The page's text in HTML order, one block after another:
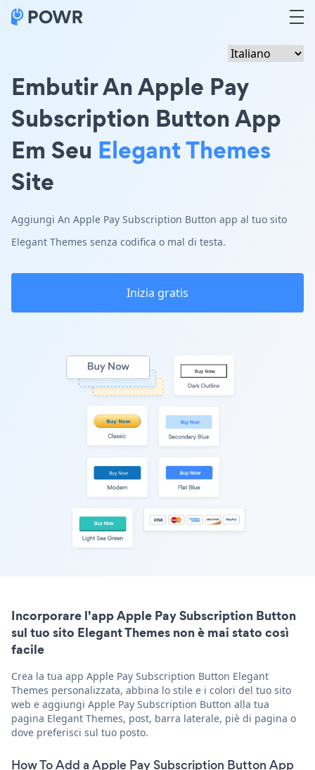
Embutir An Apple Pay
Subscription Button App
Em Seu Elegant Themes
Site
Aggiungi An Apple Pay Subscription Button app al tuo sito
Elegant Themes senza codifica o mal di testa.
Inizia gratis
Incorporare l'app Apple Pay Subscription Button
sul tuo sito Elegant Themes non è mai stato così
facile
Crea la tua app Apple Pay Subscription Button Elegant
Themes personalizzata, abbina lo stile e i colori del tuo sito
web e aggiungi Apple Pay Subscription Button alla tua
pagina Elegant Themes, post, barra laterale, piè di pagina o
dove preferisci sul tuo posto.
How To Add a Apple Pay Subscription Button App